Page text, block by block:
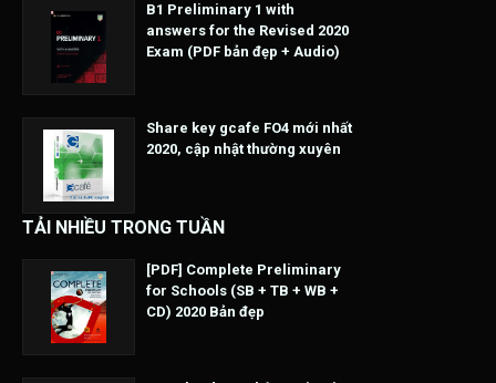
B1 Preliminary 1 with
answers for the Revised 2020
Exam (PDF bản đẹp + Audio)
Share key gcafe FO4 mới nhất
2020, cập nhật thường xuyên
TẢI NHIỀU TRONG TUẦN
[PDF] Complete Preliminary
for Schools (SB + TB + WB +
CD) 2020 Bản đẹp